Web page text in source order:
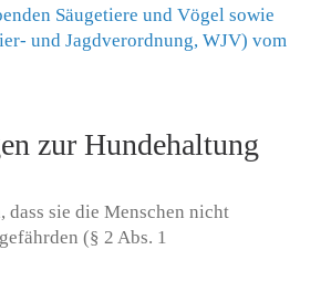
Säugetiere und Vögel sowie
und Jagdverordnung, WJV) vom
zur Hundehaltung
dass sie die Menschen nicht
(§ 2 Abs. 1